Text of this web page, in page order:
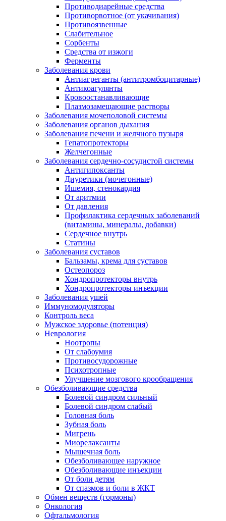
Противодиарейные средства
Противорвотное (от укачивания)
Противоязвенные
Слабительное
Сорбенты
Средства от изжоги
Ферменты
Заболевания крови
Антиагреганты (антитромбоцитарные)
Антикоагулянты
Кровоостанавливающие
Плазмозамещающие растворы
Заболевания мочеполовой системы
Заболевания органов дыхания
Заболевания печени и желчного пузыря
Гепатопротекторы
Желчегонные
Заболевания сердечно-сосудистой системы
Антигипоксанты
Диуретики (мочегонные)
Ишемия, стенокардия
От аритмии
От давления
Профилактика сердечных заболеваний
(витамины, минералы, добавки)
Сердечное внутрь
Статины
Заболевания суставов
Бальзамы, крема для суставов
Остеопороз
Хондропротекторы внутрь
Хондропротекторы инъекции
Заболевания ушей
Иммуномодуляторы
Контроль веса
Мужское здоровье (потенция)
Неврология
Ноотропы
От слабоумия
Противосудорожные
Психотропные
Улучшение мозгового крообращения
Обезболивающие средства
Болевой синдром сильный
Болевой синдром слабый
Головная боль
Зубная боль
Мигрень
Миорелаксанты
Мышечная боль
Обезболивающее наружное
Обезболивающие инъекции
От боли детям
От спазмов и боли в ЖКТ
Обмен веществ (гормоны)
Онкология
Офтальмология